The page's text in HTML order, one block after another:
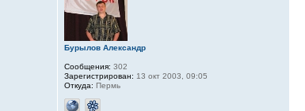
Бурылов Александр
Сообщения: 302
Зарегистрирован: 13 окт 2003, 09:05
Откуда: Пермь